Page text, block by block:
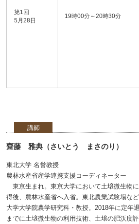
第1回
5月28日
19時00分～20時30分
講師
齋藤 雅典（さいとう まさのり）
東北大学 名誉教授
農林水産省産学連携支援コーディネーター
東京生まれ。東京大学において土壌微生物
得後、農林水産省へ入省。東北農業試験場な
大学大学院農学研究科・教授。2018年に定年
までに土壌微生物の利用技術、土壌の肥沃度